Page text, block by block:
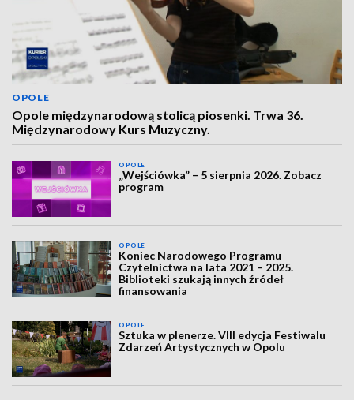
OPOLE
Opole międzynarodową stolicą piosenki. Trwa 36.
Międzynarodowy Kurs Muzyczny.
OPOLE
„Wejściówka” – 5 sierpnia 2026. Zobacz
program
OPOLE
Koniec Narodowego Programu
Czytelnictwa na lata 2021 – 2025.
Biblioteki szukają innych źródeł
finansowania
OPOLE
Sztuka w plenerze. VIII edycja Festiwalu
Zdarzeń Artystycznych w Opolu